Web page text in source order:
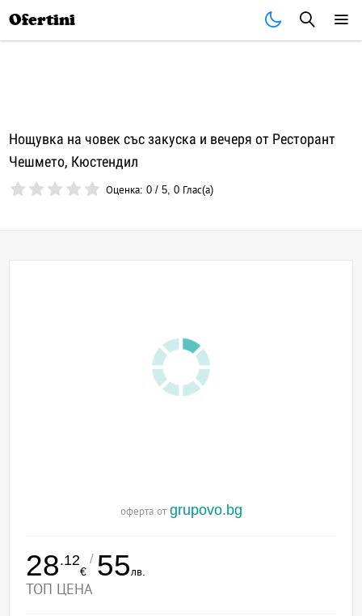
Ofertini
Нощувка на човек със закуска и вечеря от Ресторант
Чешмето, Кюстендил
Оценка:0 /5,0 Глас(а)
оферта от grupovo.bg
28.12
€
/ 55лв.
ТОП ЦЕНА